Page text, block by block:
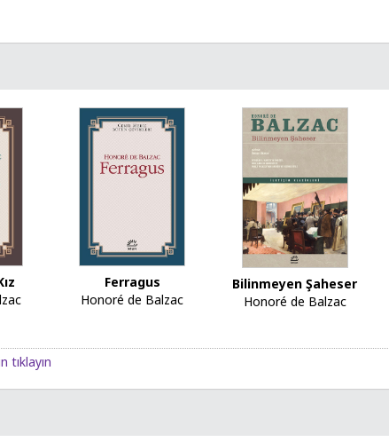
Ferragus
Honoré de Balzac
Bilinmeyen Şaheser
Honoré de Balzac
tıklayın